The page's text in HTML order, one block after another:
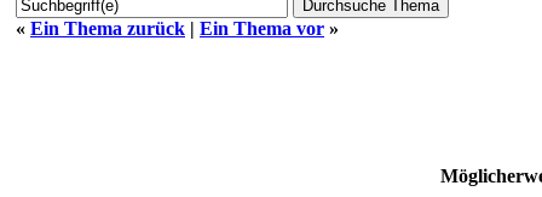
« Ein Thema zurück | Ein Thema vor »